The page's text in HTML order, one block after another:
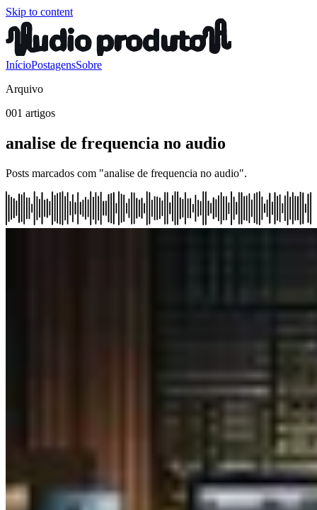
Skip to content
InícioPostagensSobre
Arquivo
001 artigos
analise de frequencia no audio
Posts marcados com "analise de frequencia no audio".